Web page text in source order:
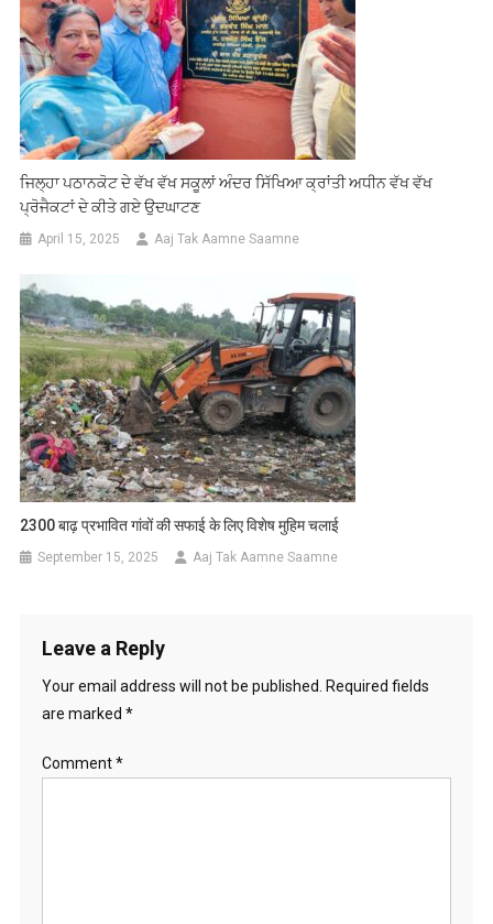
ਜਿਲ੍ਹਾ ਪਠਾਨਕੋਟ ਦੇ ਵੱਖ ਵੱਖ ਸਕੂਲਾਂ ਅੰਦਰ ਸਿੱਖਿਆ ਕ੍ਰਾਂਤੀ ਅਧੀਨ ਵੱਖ ਵੱਖ
ਪ੍ਰੋਜੈਕਟਾਂ ਦੇ ਕੀਤੇ ਗਏ ਉਦਘਾਟਣ
April 15, 2025 Aaj Tak Aamne Saamne
2300 बाढ़ प्रभावित गांवों की सफाई के लिए विशेष मुहिम चलाई
September 15, 2025 Aaj Tak Aamne Saamne
Leave a Reply
Your email address will not be published. Required fields
are marked *
Comment*